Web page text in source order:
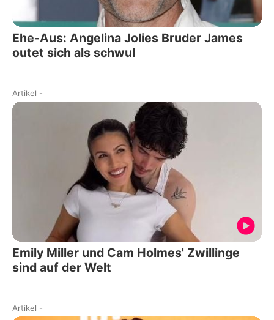
Ehe-Aus: Angelina Jolies Bruder James
outet sich als schwul
Artikel -
Emily Miller und Cam Holmes' Zwillinge
sind auf der Welt
Artikel -